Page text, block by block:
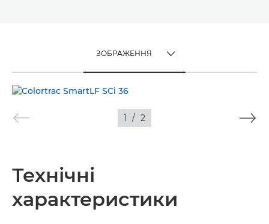
ЗОБРАЖЕННЯ
ЗОБРАЖЕННЯ
1 / 2
Технічні
характеристики